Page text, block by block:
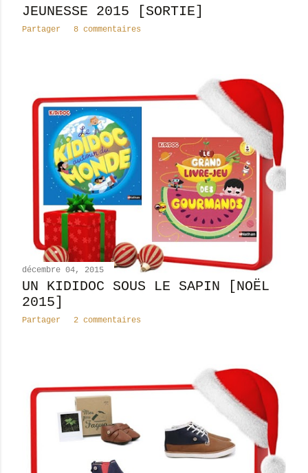
JEUNESSE 2015 [SORTIE]
Partager 8 commentaires
décembre 04, 2015
UN KIDIDOC SOUS LE SAPIN [NOËL
2015]
Partager 2 commentaires